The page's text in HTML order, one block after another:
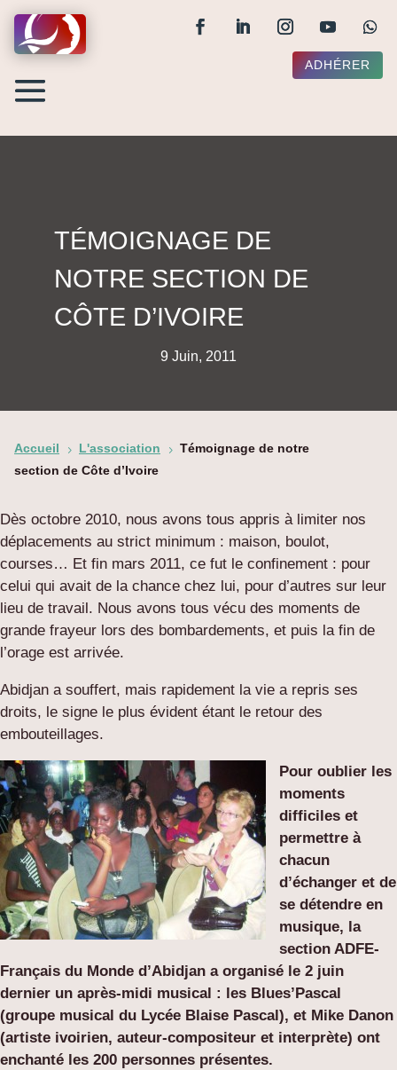
ADHÉRER
TÉMOIGNAGE DE
NOTRE SECTION DE
CÔTE D’IVOIRE
9 Juin, 2011
Accueil 5 L'association 5 Témoignage de notre
section de Côte d’Ivoire
Dès octobre 2010, nous avons tous appris à limiter nos
déplacements au strict minimum : maison, boulot,
courses… Et fin mars 2011, ce fut le confinement : pour
celui qui avait de la chance chez lui, pour d’autres sur leur
lieu de travail. Nous avons tous vécu des moments de
grande frayeur lors des bombardements, et puis la fin de
l’orage est arrivée.
Abidjan a souffert, mais rapidement la vie a repris ses
droits, le signe le plus évident étant le retour des
embouteillages.
Pour oublier les
moments
difficiles et
permettre à
chacun
d’échanger et de
se détendre en
musique, la
section ADFE-
Français du Monde d’Abidjan a organisé le 2 juin
dernier un après-midi musical : les Blues’Pascal
(groupe musical du Lycée Blaise Pascal), et Mike Danon
(artiste ivoirien, auteur-compositeur et interprète) ont
enchanté les 200 personnes présentes.